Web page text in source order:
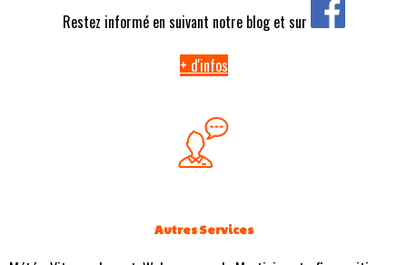
Restez informé en suivant notre blog et sur
+ d'infos
Autres Services